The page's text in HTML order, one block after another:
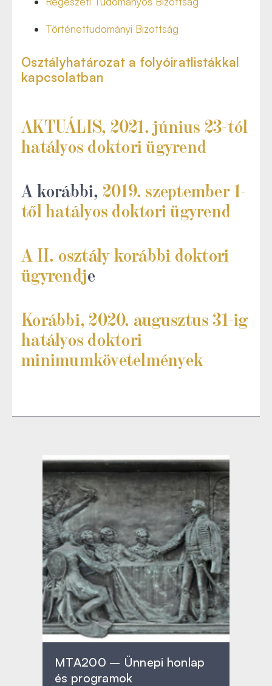
Történettudományi Bizottság
Osztályhatározat a folyóiratlistákkal
kapcsolatban
AKTUÁLIS, 2021. június 23-tól
hatályos doktori ügyrend
A korábbi, 2019. szeptember 1-
től hatályos doktori ügyrend
A II. osztály korábbi doktori
ügyrendje
Korábbi, 2020. augusztus 31-ig
hatályos doktori
minimumkövetelmények
MTA200 – Ünnepi honlap
és programok